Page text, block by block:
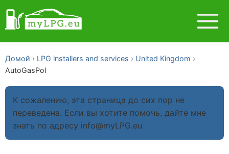
Домой LPG installers and services
United Kingdom
AutoGasPol
К сожалению, эта страница до сих пор не
переведена. Если вы хотите помочь, дайте мне
знать по адресу info@myLPG.eu